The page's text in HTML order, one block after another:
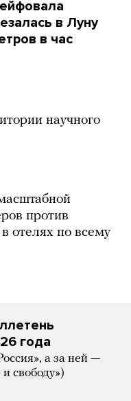
в Луну
в час
научного
против
отелях по всему
года
а за ней —
свободу»)